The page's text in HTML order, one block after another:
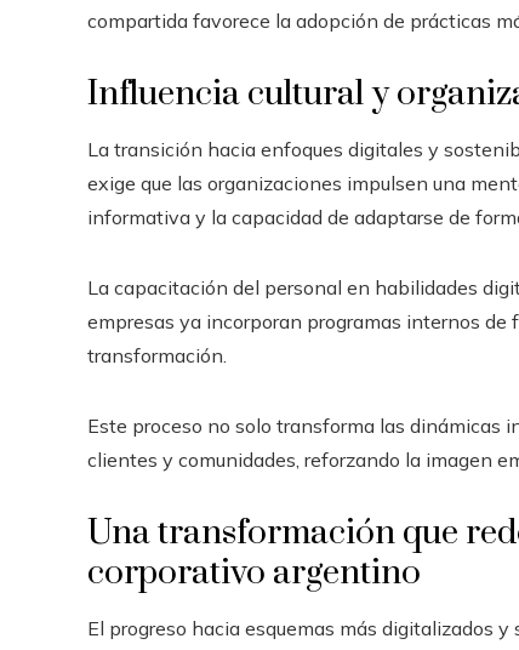
compartida favorece la adopción de prácticas
Influencia cultural y
La transición hacia enfoques digitales y
exige que las organizaciones impulsen una
informativa y la capacidad de adaptarse de
La capacitación del personal en habilidades
empresas ya incorporan programas internos
transformación.
Este proceso no solo transforma las dinámicas
clientes y comunidades, reforzando la imagen
Una transformación que
corporativo argentino
El progreso hacia esquemas más digitalizados